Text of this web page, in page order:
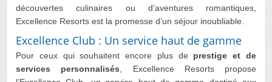
découvertes culinaires ou d’aventures romantiques,
Excellence Resorts est la promesse d’un séjour inoubliable.
Excellence Club : Un service haut de gamme
Pour ceux qui souhaitent encore plus de prestige et de
services personnalisés , Excellence Resorts propose